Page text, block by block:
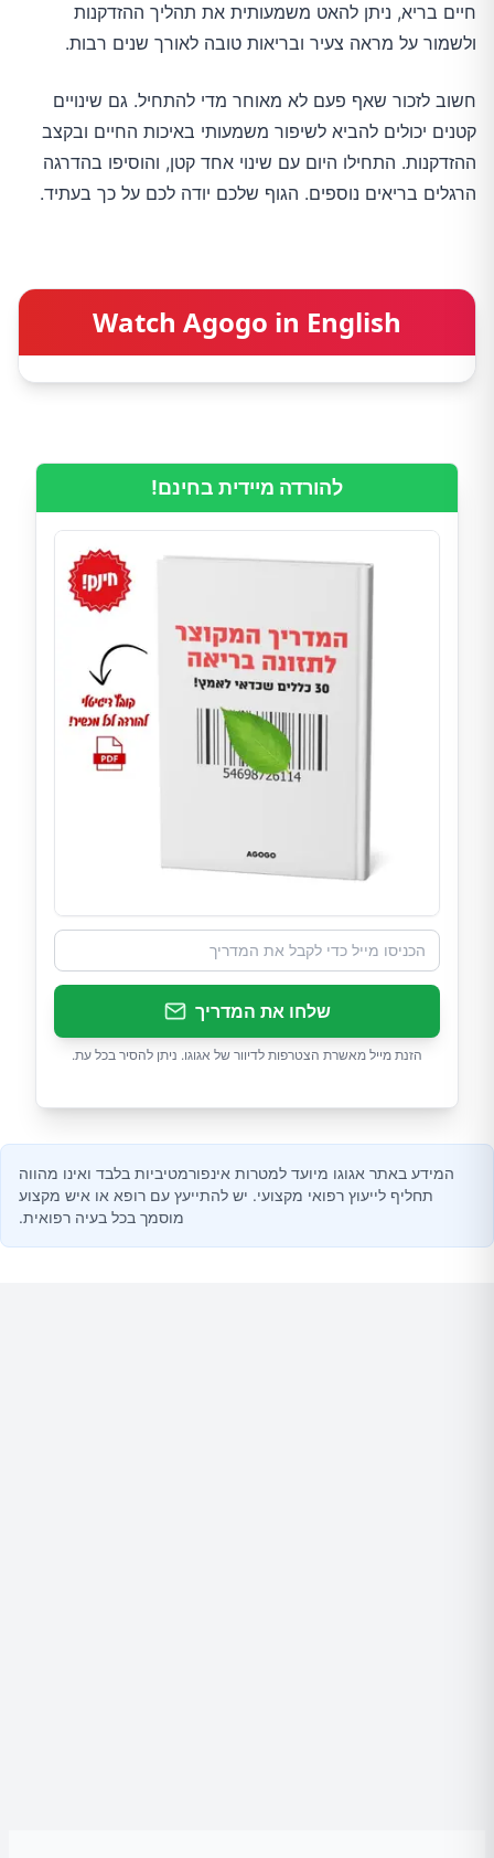
חיים בריא, ניתן להאט משמעותית את תהליך ההזדקנות
ולשמור על מראה צעיר ובריאות טובה לאורך שנים רבות.
חשוב לזכור שאף פעם לא מאוחר מדי להתחיל. גם שינויים
קטנים יכולים להביא לשיפור משמעותי באיכות החיים ובקצב
ההזדקנות. התחילו היום עם שינוי אחד קטן, והוסיפו בהדרגה
הרגלים בריאים נוספים. הגוף שלכם יודה לכם על כך בעתיד.
Watch Agogo in English
להורדה מיידית בחינם!
שלחו את המדריך
הזנת מייל מאשרת הצטרפות לדיוור של אגוגו. ניתן להסיר בכל עת.
המידע באתר אגוגו מיועד למטרות אינפורמטיביות בלבד ואינו מהווה
תחליף לייעוץ רפואי מקצועי. יש להתייעץ עם רופא או איש מקצוע
מוסמך בכל בעיה רפואית.